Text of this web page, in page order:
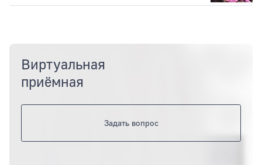
Виртуальная
приёмная
Задать вопрос